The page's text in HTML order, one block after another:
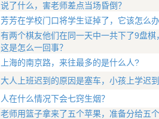
说了什么，害老师差点当场昏倒？
芳芳在学校门口将学生证掉了，它该怎么办
有两个棋友他们在同一天中一共下了9盘棋
这是怎么一回事？
上海的南京路，来往最多的是什么人?
大人上班迟到的原因是塞车，小孩上学迟
人在什么情况下会七窍生烟？
老师用篮子拿来了五个苹果，准备分给五